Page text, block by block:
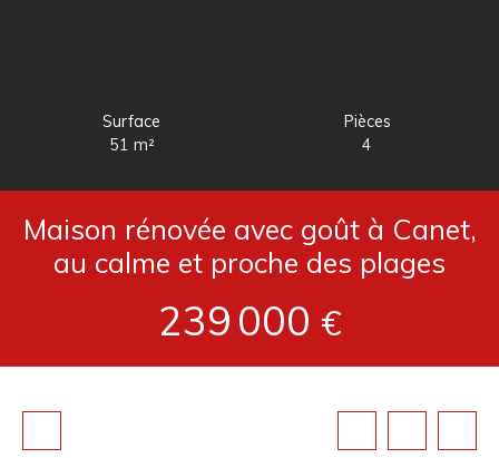
Surface
51 m²
Pièces
4
Maison rénovée avec goût à Canet,
au calme et proche des plages
239 000 €